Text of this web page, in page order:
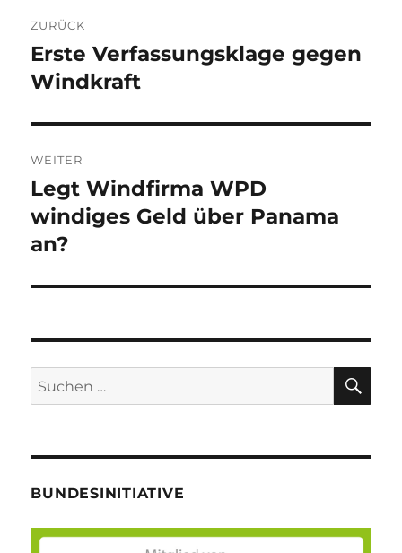
ZURÜCK
Vorheriger
Beitrag:
Erste Verfassungsklage gegen
Windkraft
WEITER
Nächster
Beitrag:
Legt Windfirma WPD
windiges Geld über Panama
an?
Suche
nach:
BUNDESINITIATIVE